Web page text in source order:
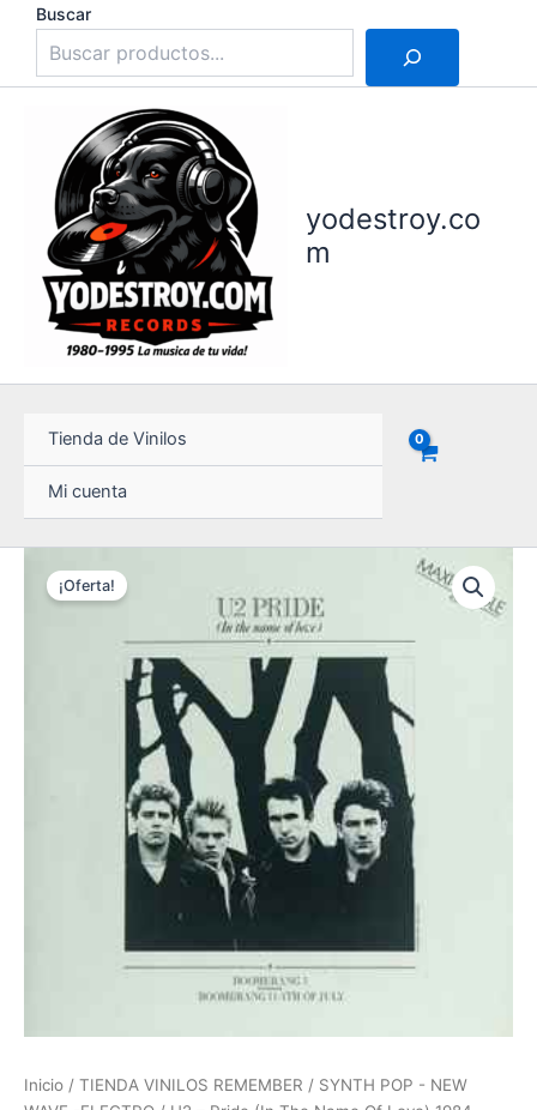
contenido
Buscar
yodestroy.co
m
Tienda de Vinilos
Mi cuenta
¡Oferta!
Inicio / TIENDA VINILOS REMEMBER / SYNTH POP - NEW